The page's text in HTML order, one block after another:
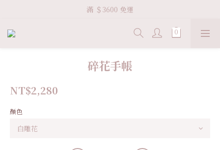
Welcome VHS.co
滿 ＄3600 免運
Welcome VHS.co
碎花手帳
NT$2,280
顏色